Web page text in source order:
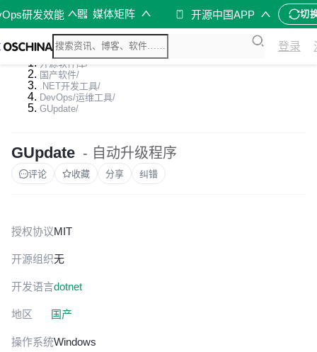
研发效能 媒体矩阵 开源中国APP 切
登录
开源软件库/
国产软件/
.NET开发工具/
DevOps/运维工具/
GUpdate/
GUpdate - 自动升级程序
评论 收藏 分享 纠错
授权协议MIT
开源组织无
开发语言dotnet
地区 国产
操作系统Windows